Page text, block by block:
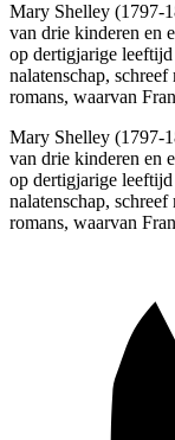
Mary Shelley (1797-
van drie kinderen en
op dertigjarige
nalatenschap,
romans, waarvan
Mary Shelley (1797-
van drie kinderen en
op dertigjarige
nalatenschap,
romans, waarvan